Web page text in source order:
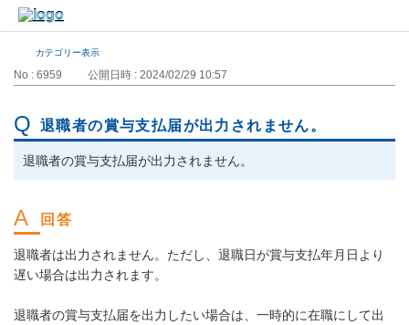
カテゴリー表示
No : 6959 公開日時 : 2024/02/29 10:57
退職者の賞与支払届が出力されません。
退職者の賞与支払届が出力されません。
退職者は出力されません。ただし、退職日が賞与支払年月日より
遅い場合は出力されます。
退職者の賞与支払届を出力したい場合は、一時的に在職にして出